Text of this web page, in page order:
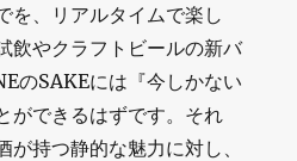
を、リアルタイムで楽し
飲やクラフトビールの新バ
のSAKEには『今しかない
ができるはずです。それ
持つ静的な魅力に対し、